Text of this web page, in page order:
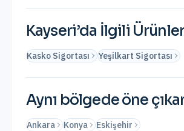
Kayseri’da İlgili
Kasko Sigortası Yeşilkart Sigortası
Aynı bölgede öne
Ankara Konya Eskişehir